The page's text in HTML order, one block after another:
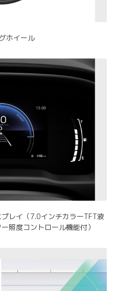
ホイール
レイ（7.0インチカラーTFT液
照度コントロール機能付）